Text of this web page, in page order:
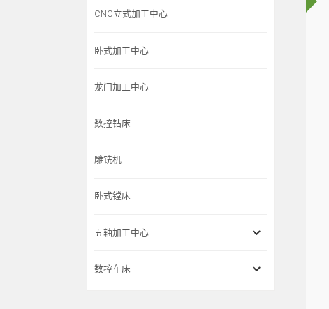
CNC立式加工中心
卧式加工中心
龙门加工中心
数控钻床
雕铣机
卧式镗床
五轴加工中心
数控车床